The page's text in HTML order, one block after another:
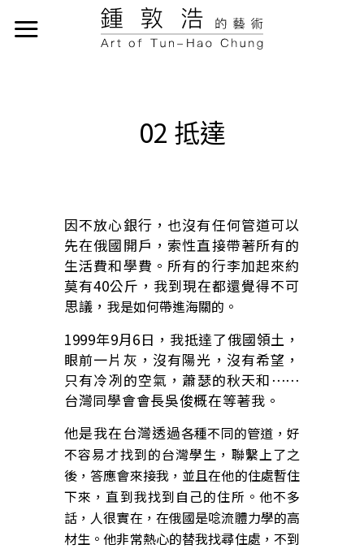
02 抵達
因不放心銀行，也沒有任何管道可以
先在俄國開戶，索性直接帶著所有的
生活費和學費。所有的行李加起來約
莫有40公斤，我到現在都還覺得不可
思議，我是如何帶進海關的。
1999年9月6日，我抵達了俄國領土，
眼前一片灰，沒有陽光，沒有希望，
只有冷冽的空氣，蕭瑟的秋天和⋯⋯
台灣同學會會長吳俊概在等著我。
他是我在台灣透過各種不同的管道，好
不容易才找到的台灣學生，聯繫上了之
後，答應會來接我，並且在他的住處暫住
下來，直到我找到自己的住所。他不多
話，人很實在， 在俄國是唸流體力學的高
材生。他非常熱心的替我找尋住處，不到